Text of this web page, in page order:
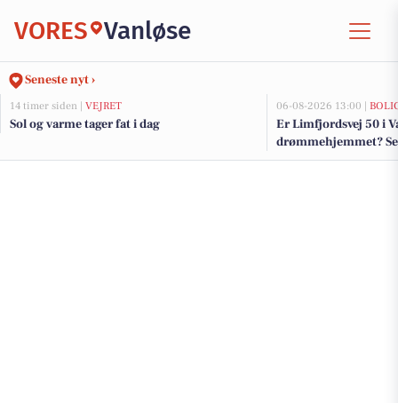
VORES Vanløse
Seneste nyt ›
14 timer siden | VEJRET
Sol og varme tager fat i dag
06-08-2026 13:00 |
Er Limfjordsvej 50 i
drømmehjemmet?
salg nu for op til